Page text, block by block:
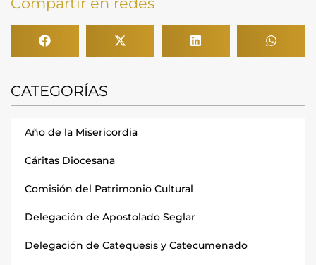
CATEGORÍAS
Año de la Misericordia
Cáritas Diocesana
Comisión del Patrimonio Cultural
Delegación de Apostolado Seglar
Delegación de Catequesis y Catecumenado